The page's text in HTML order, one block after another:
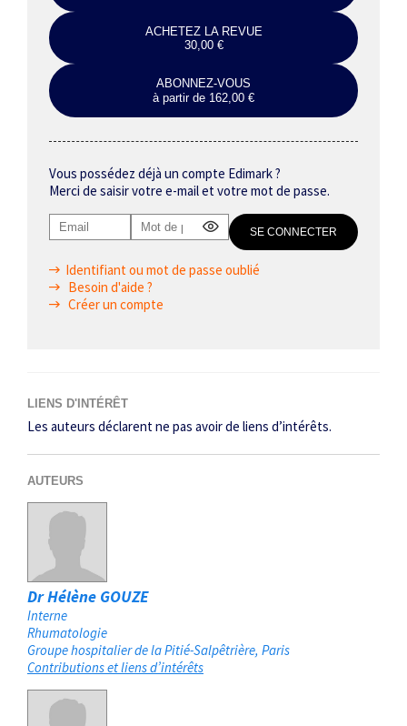
ACHETEZ LA REVUE
30,00 €
ABONNEZ-VOUS
à partir de 162,00 €
Vous possédez déjà un compte Edimark ?
Merci de saisir votre e-mail et votre mot de passe.
Identifiant ou mot de passe oublié
Besoin d'aide ?
Créer un compte
LIENS D'INTÉRÊT
Les auteurs déclarent ne pas avoir de liens d’intérêts.
AUTEURS
Dr Hélène GOUZE
Interne
Rhumatologie
Groupe hospitalier de la Pitié-Salpêtrière Paris
Contributions et liens d’intérêts